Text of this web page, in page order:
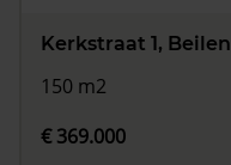
Kerkstraat 1, Beilen
150 m2
€ 369.000